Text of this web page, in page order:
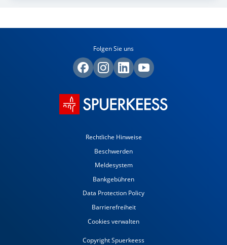
Folgen Sie uns
Rechtliche Hinweise
Beschwerden
Meldesystem
Bankgebühren
Data Protection Policy
Barrierefreiheit
Cookies verwalten
Copyright Spuerkeess